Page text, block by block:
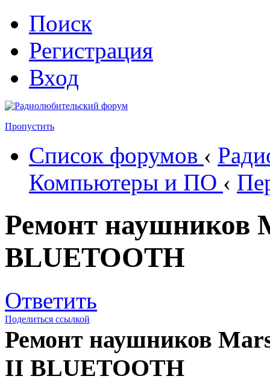
Поиск
Регистрация
Вход
Пропустить
Список форумов ‹
Компьютеры и ПО ‹
Ремонт наушников
BLUETOOTH
Ответить
Поделиться ссылкой
Ремонт наушников
II BLUETOOTH